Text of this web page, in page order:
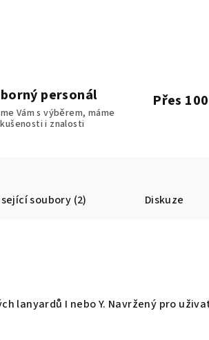
personál
Vám s výběrem, máme
i znalosti
Přes
soubory (2) Diskuze
lanyardů I nebo Y. Navržený pro